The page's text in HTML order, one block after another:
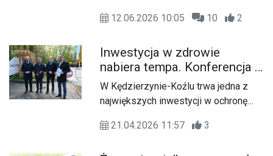
Magistrali Podsudeckiej i linii
wydarzenia był poseł Paweł Masełko,
przewodniczący parlamentarnego
zespołu ds. Magistrali Podsudeckiej,
który wraz z samorządowcami
postanowił osobiście sprawdzić stan
infrastruktury oraz warunki
12.06.2026 10:05 10 2
Inwestycja w zdrowie
nabiera tempa. Konferencja o
postępach prac w kozielskim
szpitalu
W Kędzierzynie-Koźlu trwa jedna z
największych inwestycji w ochronę
szpitala powiatowego, realizowana
21.04.2026 11:57 3